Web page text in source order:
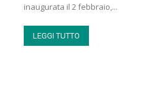
inaugurata il 2 febbraio,...
LEGGI TUTTO